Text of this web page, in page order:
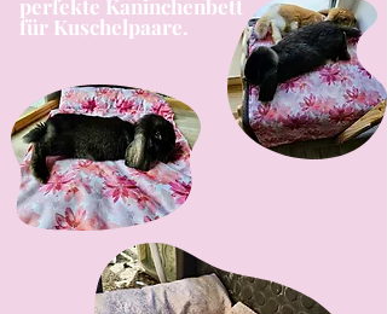
perfekte Kaninchenbett
für Kuschelpaare.